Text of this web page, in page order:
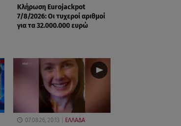
Κλήρωση Eurojackpot
7/8/2026: Οι τυχεροί αριθμοί
για τα 32.000.000 ευρώ
07.08.26, 20:13 ΕΛΛΑΔΑ